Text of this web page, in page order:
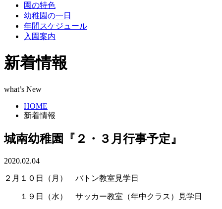
園の特色
幼稚園の一日
年間スケジュール
入園案内
新着情報
what’s New
HOME
新着情報
城南幼稚園『２・３月行事予定』
2020.02.04
２月１０日（月） バトン教室見学日
１９日（水） サッカー教室（年中クラス）見学日